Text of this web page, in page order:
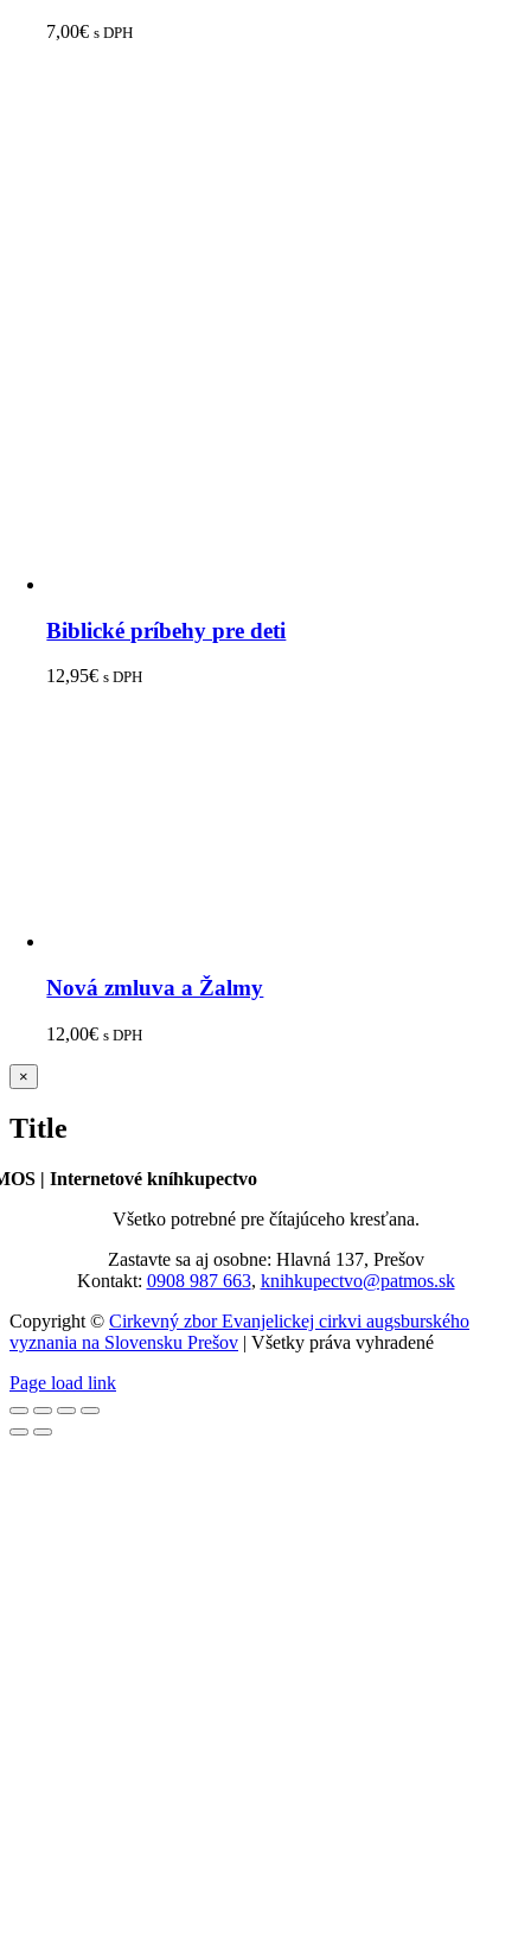
7,00€ s DPH
Biblické príbehy pre deti
12,95€ s DPH
Nová zmluva a Žalmy
12,00€ s DPH
Zatvoriť
rýchle
produktu
×
Title
| Internetové kníhkupectvo
Všetko potrebné pre čítajúceho kresťana.
Zastavte sa aj osobne: Hlavná 137, Prešov
Kontakt: 0908 987 663, knihkupectvo@patmos.sk
Copyright © Cirkevný zbor Evanjelickej cirkvi augsburského
vyznania na Slovensku Prešov | Všetky práva vyhradené
Page load link